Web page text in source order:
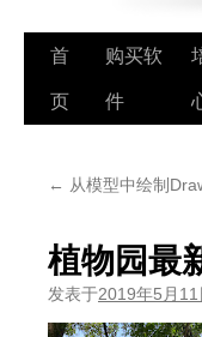
跳
至
首
页
购买软
件
← 从模型中绘制
植物园最
发表于2019年5月11